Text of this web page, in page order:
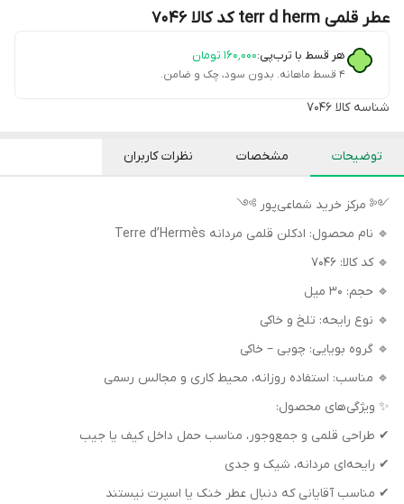
عطر قلمی terr d herm کد کالا 7046
هر قسط با ترب‌پی:۱۶۰٬۰۰۰ تومان
۴ قسط ماهانه. بدون سود، چک و ضامن.
شناسه کالا 7046
توضیحات مشخصات نظرات کاربران
༺ مرکز خرید شماعی‌پور ༻
🔹 نام محصول: ادکلن قلمی مردانه Terre d’Hermès
🔹 کد کالا: 7046
🔹 حجم: 30 میل
🔹 نوع رایحه: تلخ و خاکی
🔹 گروه بویایی: چوبی – خاکی
🔹 مناسب: استفاده روزانه، محیط کاری و مجالس رسمی
✨ ویژگی‌های محصول:
✔ طراحی قلمی و جمع‌وجور، مناسب حمل داخل کیف یا جیب
✔ رایحه‌ای مردانه، شیک و جدی
✔ مناسب آقایانی که دنبال عطر خنک یا اسپرت نیستند